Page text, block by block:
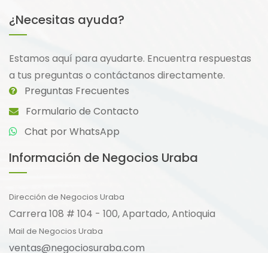
¿Necesitas ayuda?
Estamos aquí para ayudarte. Encuentra respuestas
a tus preguntas o contáctanos directamente.
Preguntas Frecuentes
Formulario de Contacto
Chat por WhatsApp
Información de Negocios Uraba
Dirección de Negocios Uraba
Carrera 108 # 104 - 100, Apartado, Antioquia
Mail de Negocios Uraba
ventas@negociosuraba.com